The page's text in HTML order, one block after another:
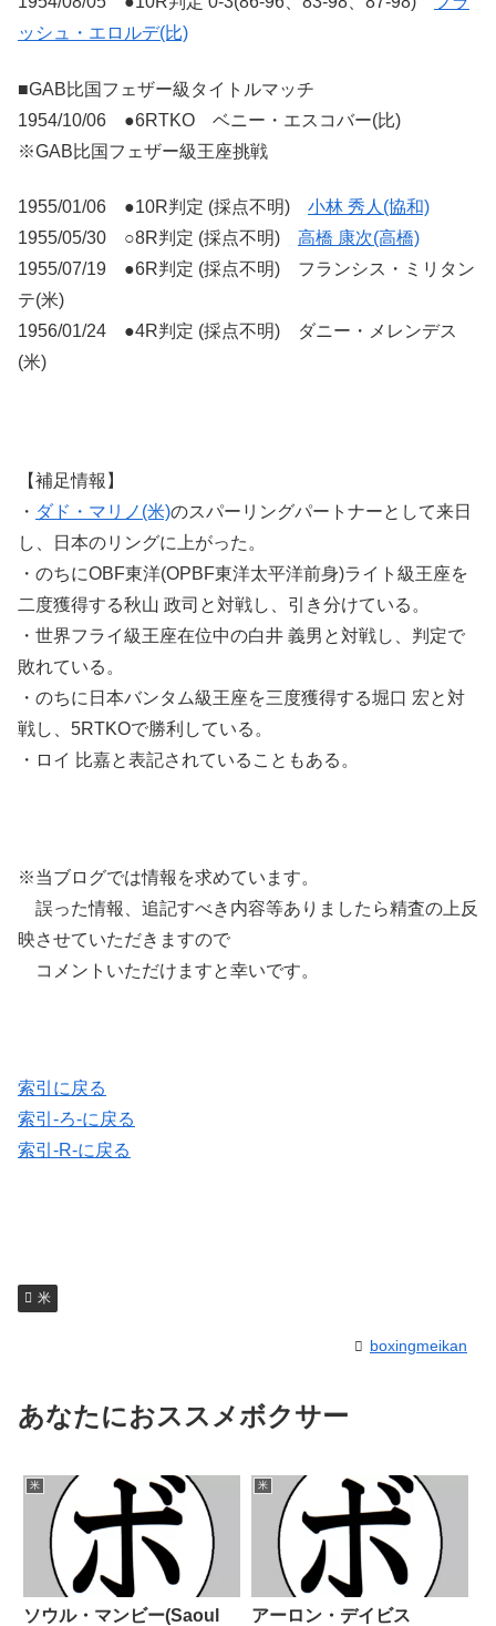
ッシュ・エロルデ(比)
■GAB比国フェザー級タイトルマッチ
1954/10/06 ●6RTKO ベニー・エスコバー(比)
※GAB比国フェザー級王座挑戦
1955/01/06 ●10R判定 (採点不明) 小林 秀人(協和)
1955/05/30 ○8R判定 (採点不明) 高橋 康次(高橋)
1955/07/19 ●6R判定 (採点不明) フランシス・ミリタン
テ(米)
1956/01/24 ●4R判定 (採点不明) ダニー・メレンデス
(米)
【補足情報】
・ ダド・マリノ(米)のスパーリングパートナーとして来日
し、日本のリングに上がった。
・のちにOBF東洋(OPBF東洋太平洋前身)ライト級王座を
二度獲得する秋山 政司と対戦し、引き分けている。
・世界フライ級王座在位中の白井 義男と対戦し、判定で
敗れている。
・のちに日本バンタム級王座を三度獲得する堀口 宏と対
戦し、5RTKOで勝利している。
・ロイ 比嘉と表記されていることもある。
※当ブログでは情報を求めています。
誤った情報、追記すべき内容等ありましたら精査の上反
映させていただきますので
コメントいただけますと幸いです。
索引に戻る
索引-ろ-に戻る
索引-R-に戻る
米
boxingmeikan
あなたにおススメボクサー
米
ソウル・マンビー(Saoul
米
アーロン・デイビス